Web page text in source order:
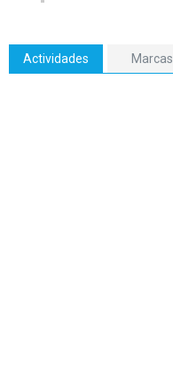
Actividades Marcas